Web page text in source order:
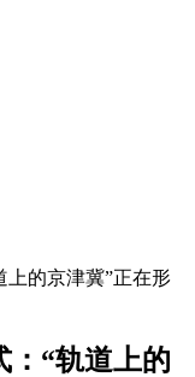
上的京津冀”正在形
：“轨道上的